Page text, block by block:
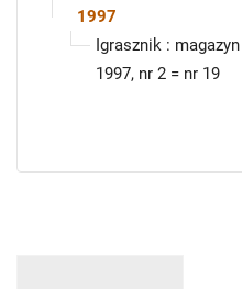
1997
Igrasznik :
1997, nr 2 = nr 19